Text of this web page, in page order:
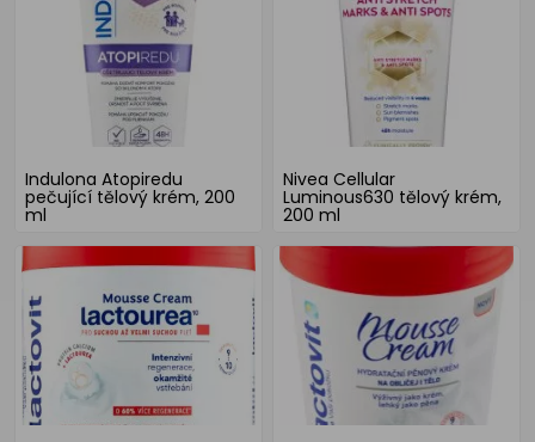
Indulona Atopiredu
pečující tělový krém, 200
ml
Nivea Cellular
Luminous630 tělový krém,
200 ml